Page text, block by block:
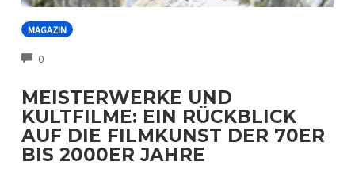
MAGAZIN
0COMMENTS
MEISTERWERKE UND
KULTFILME: EIN RÜCKBLICK
AUF DIE FILMKUNST DER 70ER
BIS 2000ER JAHRE